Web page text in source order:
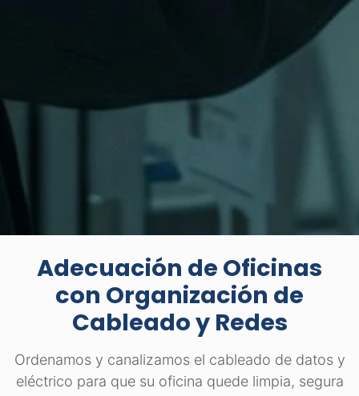
Adecuación de Oficinas
con Organización de
Cableado y Redes
Ordenamos y canalizamos el cableado de datos y
eléctrico para que su oficina quede limpia, segura